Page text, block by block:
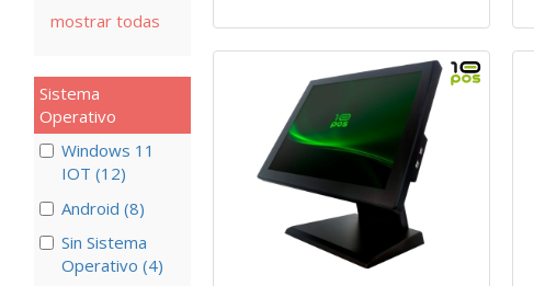
mostrar todas
Sistema
Operativo
Windows 11
IOT (12)
Android (8)
Sin Sistema
Operativo (4)